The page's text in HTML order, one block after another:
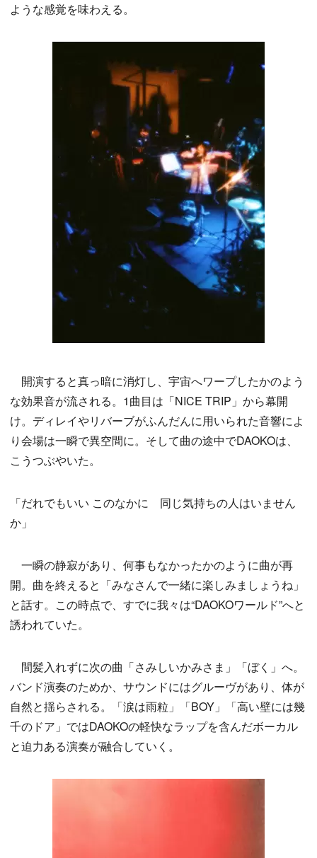
ような感覚を味わえる。
開演すると真っ暗に消灯し、宇宙へワープしたかのよう
な効果音が流される。1曲目は「NICE TRIP」から幕開
け。ディレイやリバーブがふんだんに用いられた音響によ
り会場は一瞬で異空間に。そして曲の途中でDAOKOは、
こうつぶやいた。
「だれでもいい このなかに 同じ気持ちの人はいません
か」
一瞬の静寂があり、何事もなかったかのように曲が再
開。曲を終えると「みなさんで一緒に楽しみましょうね」
と話す。この時点で、すでに我々は“DAOKOワールド”へと
誘われていた。
間髪入れずに次の曲「さみしいかみさま」「ぼく」へ。
バンド演奏のためか、サウンドにはグルーヴがあり、体が
自然と揺らされる。「涙は雨粒」「BOY」「高い壁には幾
千のドア」ではDAOKOの軽快なラップを含んだボーカル
と迫力ある演奏が融合していく。